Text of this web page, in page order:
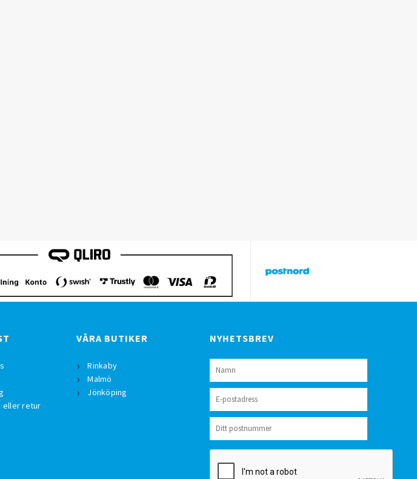
eller retur
VÅRA BUTIKER
Rinkaby
Malmö
Jönköping
NYHETSBREV